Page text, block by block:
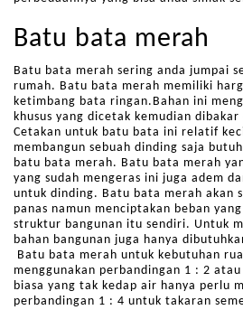
Batu bata merah
Batu bata merah sering anda jumpai
rumah. Batu bata merah memiliki
ketimbang bata ringan.Bahan ini
khusus yang dicetak kemudian
Cetakan untuk batu bata ini relatif
membangun sebuah dinding saja
batu bata merah. Batu bata merah
yang sudah mengeras ini juga adem
untuk dinding. Batu bata merah akan
panas namun menciptakan beban
struktur bangunan itu sendiri. Untuk
bahan bangunan juga hanya
Batu bata merah untuk kebutuhan
menggunakan perbandingan 1 : 2
biasa yang tak kedap air hanya perlu
perbandingan 1 : 4 untuk takaran